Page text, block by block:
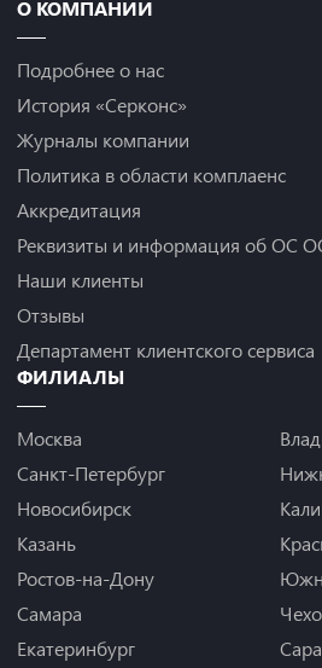
О КОМПАНИИ
Подробнее о нас
История «Серконс»
Журналы компании
Политика в области комплаенс
Аккредитация
Реквизиты и информация об ОС
Наши клиенты
Отзывы
Департамент клиентского сервиса
ФИЛИАЛЫ
Москва
Санкт-Петербург
Новосибирск
Казань
Ростов-на-Дону
Самара
Екатеринбург